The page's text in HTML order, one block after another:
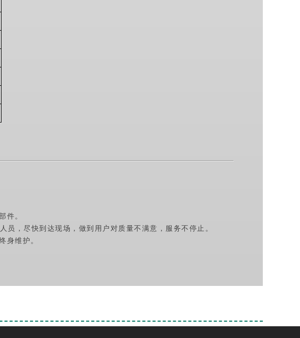
件。
，尽快到达现场，做到用户对质量不满意，服务不停止。
身维护。